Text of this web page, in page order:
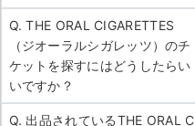
Q. THE ORAL CIGARETTES
（ジオーラルシガレッツ）のチ
ケットを探すにはどうしたらい
いですか？
Q. 出品されているTHE ORAL C